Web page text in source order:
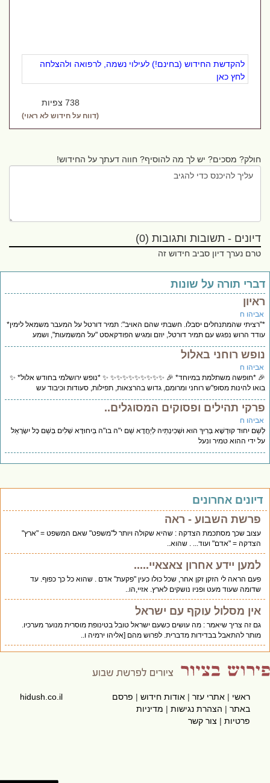
להקדשת החידוש (בחינם!) לעילוי נשמה, לרפואה ולהצלחה
לחץ כאן
738 צפיות
(דווח על חידוש לא ראוי)
חולק? מסכים? יש לך מה להוסיף? חווה דעתך על החידוש!
דיונים - תשובות ותגובות (0)
טרם נערך דיון סביב חידוש זה
תורה על שונות
ח
שהמתנחלים יסבלו. חשבתי שהם האויב": תמיר דורטל על המעבר משמאל לימין*
הרוש נפגש עם תמיר דורטל, יוזם ומגיש הפודקאסט "על המשמעות", ושמע
רוחני באלול
ח
*חופשה משתלמת במיוחד* 🎉 ✨✨✨✨✨✨✨✨✨ ✨ *נופש ירושלמי בחודש אלול* ✨
להינות מסופ"ש רוחני ומרומם, גדוש בהרצאות, תפילות, סעודות וכיבוד עש
תהילים ופסוקים המסוגלים..
ח
יִחוּד קוּדְשָׁא בְּרִיךְ הוּא וּשְׁכִינְתֵּיהּ לְיַחֲדָא שֵׁם י"ה בו"ה בְּיִחוּדָּא שְׁלִים בְּשֵׁם כָּל יִשְׂרָאֵל
ידי ההוא טמיר ונעל
אחרונים
פרשת השבוע - ראה
עצוב שכך מסתכמת הצדקה : שהיא שקולה ויותר ל"משפט" שאם המשפט = "ארץ"
הצדקה = "אדם" ועוד... . שהוא..
למען יידע אחרון צאצאיי.....
פעם הראה לי הזקן זקן אחר, שכל כולו כעין "פקעת" אדם . שהוא כל כך כפוף. עד
שדומה שעוד מעט ופניו נושקים לארץ. אזיי,הו..
אין מסלול עוקף עם ישראל
גם זה צריך שיאמר : מה עושים כשעם ישראל טובל בטינופת מוסרית מנוער מערכיו.
מותר להתאבל בבדידות מדברית. לפרוש מהם [אליהו ירמיה ו..
ראשי|אתרי עזר|אודות חידוש|פרסם
באתר|הצהרת נגישות|מדיניות
פרטיות|צור קשר
hidush.co.il